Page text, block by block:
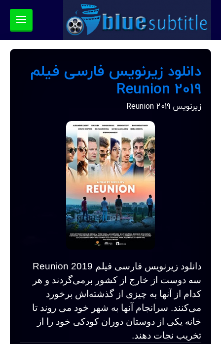
دانلود زیرنویس فارسی فیلم
Reunion 2019
زیرنویس Reunion 2019
دانلود زیرنویس فارسی فیلم Reunion 2019
سه دوست از خارج از کشور برمی‌گردند و هر
کدام از آنها به چیزی از گذشته‌اش برخورد
می‌کنند. سرانجام آنها به شهر خود می روند تا
خانه یکی از دوستان دوران کودکی خود را از
تخریب نجات دهند.